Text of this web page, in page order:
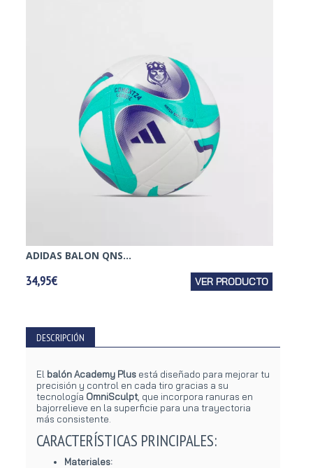
ADIDAS BALON QNS...
34,95€ VER PRODUCTO
DESCRIPCIÓN
El balón Academy Plus está diseñado para mejorar tu
precisión y control en cada tiro gracias a su
tecnología OmniSculpt, que incorpora ranuras en
bajorrelieve en la superficie para una trayectoria
más consistente.
CARACTERÍSTICAS PRINCIPALES:
Materiales: